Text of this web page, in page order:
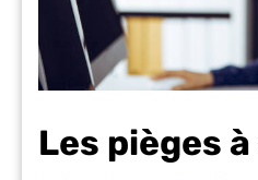
Les pièges